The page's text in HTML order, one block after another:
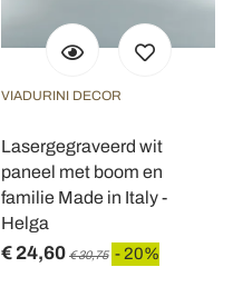
VIADURINI DECOR
Lasergegraveerd wit
paneel met boom en
familie Made in Italy -
Helga
€ 24,60 € 30,75 - 20%